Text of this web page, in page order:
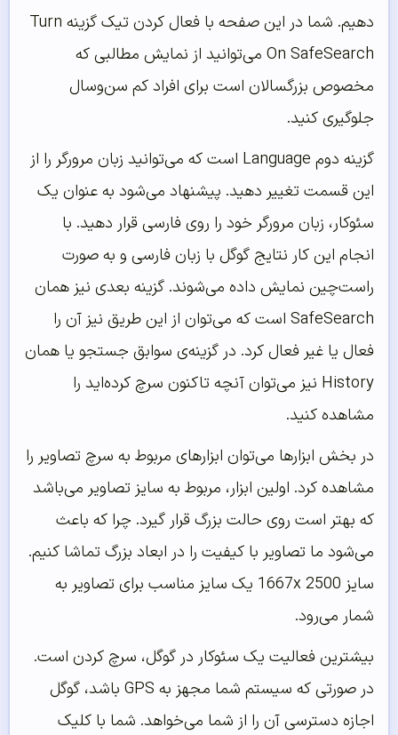
دهیم. شما در این صفحه با فعال کردن تیک گزینه Turn
On SafeSearch می‌توانید از نمایش مطالبی که
مخصوص بزرگسالان است برای افراد کم سن‌وسال
جلوگیری کنید.
گزینه دوم Language است که می‌توانید زبان مرورگر را از
این قسمت تغییر دهید. پیشنهاد می‌شود به عنوان یک
سئوکار، زبان مرورگر خود را روی فارسی قرار دهید. با
انجام این کار نتایج گوگل با زبان فارسی و به صورت
راست‌چین نمایش داده می‌شوند. گزینه بعدی نیز همان
SafeSearch است که می‌توان از این طریق نیز آن را
فعال یا غیر فعال کرد. در گزینه‌ی سوابق جستجو یا همان
History نیز می‌توان آنچه تاکنون سرچ کرده‌اید را
مشاهده کنید.
در بخش ابزارها می‌توان ابزارهای مربوط به سرچ تصاویر را
مشاهده کرد. اولین ابزار، مربوط به سایز تصاویر می‌باشد
که بهتر است روی حالت بزرگ قرار گیرد. چرا که باعث
می‌شود ما تصاویر با کیفیت را در ابعاد بزرگ تماشا کنیم.
سایز 1667x 2500 یک سایز مناسب برای تصاویر به
شمار می‌رود.
بیشترین فعالیت یک سئوکار در گوگل، سرچ کردن است.
در صورتی که سیستم شما مجهز به GPS باشد، گوگل
اجازه دسترسی آن را از شما می‌خواهد. شما با کلیک